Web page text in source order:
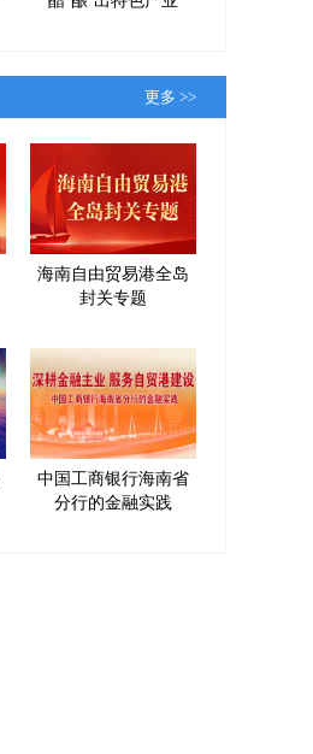
更多 >>
海南自由贸易港全岛
封关专题
中国工商银行海南省
分行的金融实践